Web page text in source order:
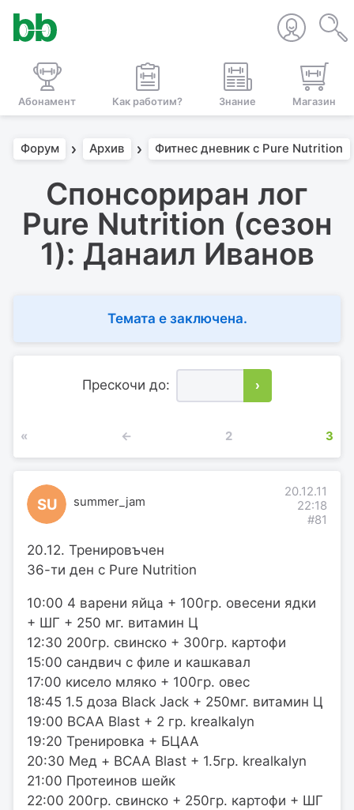
Абонамент Как работим? Знание Магазин
Форум Архив Фитнес дневник с Pure Nutrition
Спонсориран лог
Pure Nutrition (сезон
1): Данаил Иванов
Темата е заключена.
Прескочи до: ›
« ← 2 3
SU summer_jam
20.12.11
22:18
#81
20.12. Тренировъчен
36-ти ден с Pure Nutrition
10:00 4 варени яйца + 100гр. овесени ядки
+ ШГ + 250 мг. витамин Ц
12:30 200гр. свинско + 300гр. картофи
15:00 сандвич с филе и кашкавал
17:00 кисело мляко + 100гр. овес
18:45 1.5 доза Black Jack + 250мг. витамин Ц
19:00 BCAA Blast + 2 гр. krealkalyn
19:20 Тренировка + БЦАА
20:30 Мед + BCAA Blast + 1.5гр. krealkalyn
21:00 Протеинов шейк
22:00 200гр. свинско + 250гр. картофи + ШГ